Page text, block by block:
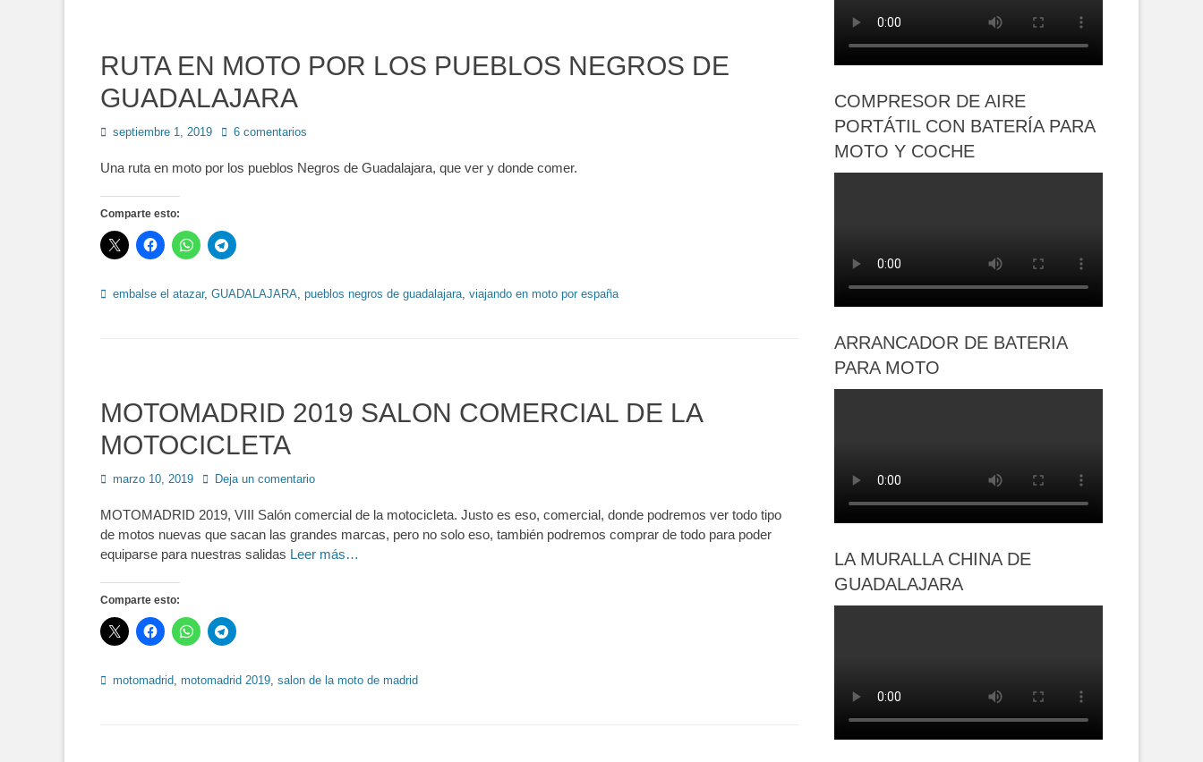
RUTA EN MOTO POR LOS PUEBLOS NEGROS DE
GUADALAJARA
Publicado
septiembre 1, 2019 6 comentarios
Una ruta en moto por los pueblos Negros de Guadalajara, que ver y donde comer.
Comparte esto:
Etiquetas
embalse el atazar, GUADALAJARA, pueblos negros de guadalajara, viajando en moto por españa
MOTOMADRID 2019 SALON COMERCIAL DE LA
MOTOCICLETA
Publicado
marzo 10, 2019 Deja un comentario
MOTOMADRID 2019, VIII Salón comercial de la motocicleta. Justo es eso, comercial, donde podremos ver todo tipo
de motos nuevas que sacan las grandes marcas, pero no solo eso, también podremos comprar de todo para poder
equiparse para nuestras salidas Leer más…
Comparte esto:
Etiquetas
motomadrid, motomadrid 2019, salon de la moto de madrid
COMPRESOR DE AIRE
PORTÁTIL CON BATERÍA PARA
MOTO Y COCHE
ARRANCADOR DE BATERIA
PARA MOTO
LA MURALLA CHINA DE
GUADALAJARA